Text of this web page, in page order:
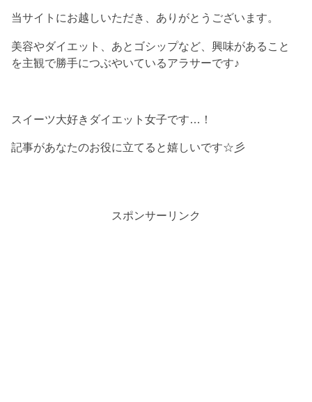
当サイトにお越しいただき、ありがとうございます。
美容やダイエット、あとゴシップなど、興味があること
を主観で勝手につぶやいているアラサーです♪
スイーツ大好きダイエット女子です…！
記事があなたのお役に立てると嬉しいです☆彡
スポンサーリンク